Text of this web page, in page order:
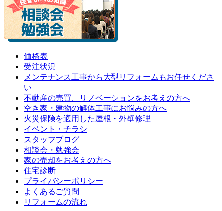
価格表
受注状況
メンテナンス工事から大型リフォームもお任せくださ
い
不動産の売買、リノベーションをお考えの方へ
空き家・建物の解体工事にお悩みの方へ
火災保険を適用した屋根・外壁修理
イベント・チラシ
スタッフブログ
相談会・勉強会
家の売却をお考えの方へ
住宅診断
プライバシーポリシー
よくあるご質問
リフォームの流れ